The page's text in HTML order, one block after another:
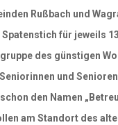
Rußbach und
für jeweils
des günstigen
und
den Namen
am Standort des